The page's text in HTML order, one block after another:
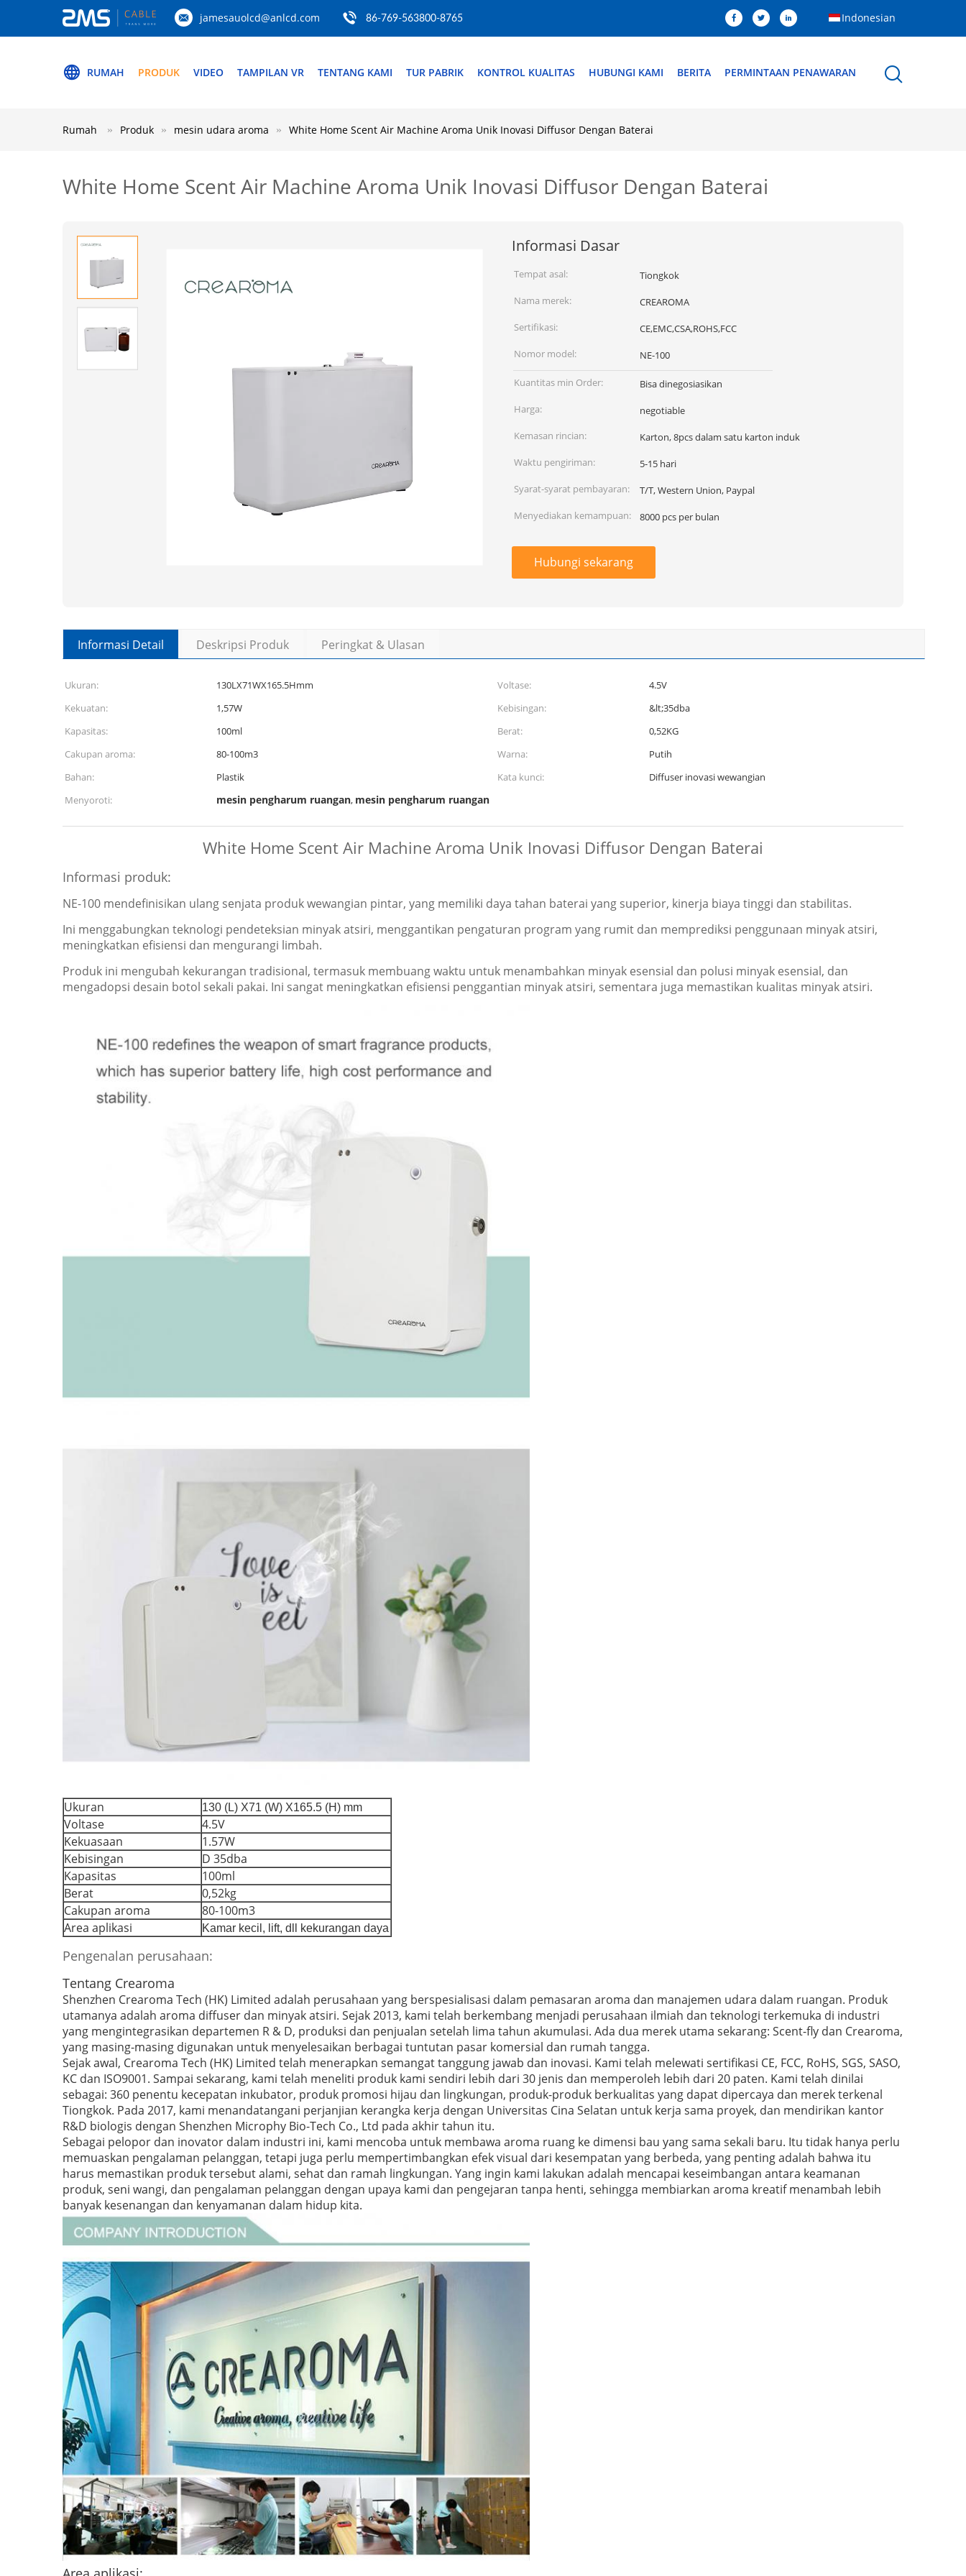
jamesauolcd@anlcd.com 86-769-563800-8765 Indonesian
RUMAH PRODUK VIDEO TAMPILAN VR TENTANG KAMI TUR PABRIK KONTROL KUALITAS HUBUNGI KAMI BERITA PERMINTAAN PENAWARAN
Rumah Produk mesin udara aroma White Home Scent Air Machine Aroma Unik Inovasi Diffusor Dengan Baterai
White Home Scent Air Machine Aroma Unik Inovasi Diffusor Dengan Baterai
Informasi Dasar
Tempat asal:
Tiongkok
Nama merek:
CREAROMA
Sertifikasi:
CE,EMC,CSA,ROHS,FCC
Nomor model:
NE-100
Kuantitas min Order:
Bisa dinegosiasikan
Harga:
negotiable
Kemasan rincian:
Karton, 8pcs dalam satu karton induk
Waktu pengiriman:
5-15 hari
Syarat-syarat pembayaran:
T/T, Western Union, Paypal
Menyediakan kemampuan:
8000 pcs per bulan
Hubungi sekarang
Informasi Detail Deskripsi Produk Peringkat & Ulasan
Ukuran: 130LX71WX165.5Hmm Voltase:
4.5V
Kekuatan:
1,57W Kebisingan:
&lt;35dba
Kapasitas:
100ml Berat:
0,52KG
Cakupan aroma:
80-100m3 Warna:
Putih
Bahan:
Plastik Kata kunci:
Diffuser inovasi wewangian
Menyoroti:
mesin pengharum ruangan, mesin pengharum ruangan
White Home Scent Air Machine Aroma Unik Inovasi Diffusor Dengan Baterai
Informasi produk:
NE-100 mendefinisikan ulang senjata produk wewangian pintar, yang memiliki daya tahan baterai yang superior, kinerja biaya tinggi dan stabilitas.
Ini menggabungkan teknologi pendeteksian minyak atsiri, menggantikan pengaturan program yang rumit dan memprediksi penggunaan minyak atsiri,
meningkatkan efisiensi dan mengurangi limbah.
Produk ini mengubah kekurangan tradisional, termasuk membuang waktu untuk menambahkan minyak esensial dan polusi minyak esensial, dan
mengadopsi desain botol sekali pakai. Ini sangat meningkatkan efisiensi penggantian minyak atsiri, sementara juga memastikan kualitas minyak atsiri.
Ukuran 130 (L) X71 (W) X165.5 (H) mm
Voltase
4.5V
Kekuasaan
1.57W
Kebisingan
D 35dba
Kapasitas
100ml
Berat
0,52kg
Cakupan aroma
80-100m3
Area aplikasi
Kamar kecil, lift, dll kekurangan daya
Pengenalan perusahaan:
Tentang Crearoma
Shenzhen Crearoma Tech (HK) Limited adalah perusahaan yang berspesialisasi dalam pemasaran aroma dan manajemen udara dalam ruangan. Produk
utamanya adalah aroma diffuser dan minyak atsiri. Sejak 2013, kami telah berkembang menjadi perusahaan ilmiah dan teknologi terkemuka di industri
yang mengintegrasikan departemen R & D, produksi dan penjualan setelah lima tahun akumulasi. Ada dua merek utama sekarang: Scent-fly dan Crearoma,
yang masing-masing digunakan untuk menyelesaikan berbagai tuntutan pasar komersial dan rumah tangga.
Sejak awal, Crearoma Tech (HK) Limited telah menerapkan semangat tanggung jawab dan inovasi. Kami telah melewati sertifikasi CE, FCC, RoHS, SGS, SASO,
KC dan ISO9001. Sampai sekarang, kami telah meneliti produk kami sendiri lebih dari 30 jenis dan memperoleh lebih dari 20 paten. Kami telah dinilai
sebagai: 360 penentu kecepatan inkubator, produk promosi hijau dan lingkungan, produk-produk berkualitas yang dapat dipercaya dan merek terkenal
Tiongkok. Pada 2017, kami menandatangani perjanjian kerangka kerja dengan Universitas Cina Selatan untuk kerja sama proyek, dan mendirikan kantor
R&D biologis dengan Shenzhen Microphy Bio-Tech Co., Ltd pada akhir tahun itu.
Sebagai pelopor dan inovator dalam industri ini, kami mencoba untuk membawa aroma ruang ke dimensi bau yang sama sekali baru. Itu tidak hanya perlu
memuaskan pengalaman pelanggan, tetapi juga perlu mempertimbangkan efek visual dari kesempatan yang berbeda, yang penting adalah bahwa itu
harus memastikan produk tersebut alami, sehat dan ramah lingkungan. Yang ingin kami lakukan adalah mencapai keseimbangan antara keamanan
produk, seni wangi, dan pengalaman pelanggan dengan upaya kami dan pengejaran tanpa henti, sehingga membiarkan aroma kreatif menambah lebih
banyak kesenangan dan kenyamanan dalam hidup kita.